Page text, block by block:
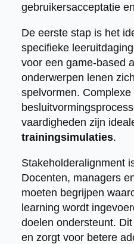
gebruikersacceptatie
De eerste stap is het
specifieke
voor een game-based
onderwerpen lenen
spelvormen. Complexe
vaardigheden zijn
trainingsimulaties.
Stakeholderalignment
Docenten, managers
moeten begrijpen
learning wordt
doelen ondersteunt.
en zorgt voor betere